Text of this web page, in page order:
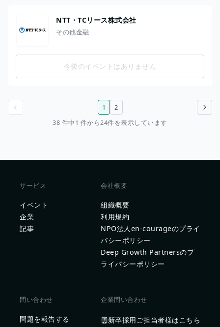
NTT・TCリース株式会社
その他金融
今後のイベントはありません
次のページ
1
2
38 件中1 件から24件を表示しています
サービス
イベント
企業
記事
会社概要
組織概要
利用規約
NPO法人en-courageのプライ
バシーポリシー
Deep Growth Partnersのプ
ライバシーポリシー
問い合わせ
問題を報告する
企業問い合わせ
新卒採用ご担当者様はこちら